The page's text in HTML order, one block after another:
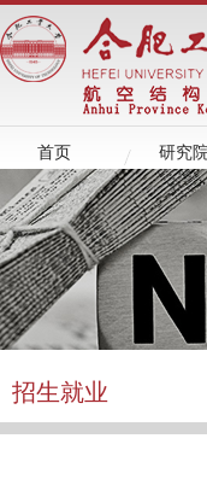
首页 研究
招生就业